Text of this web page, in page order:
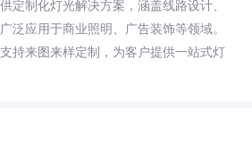
定制化灯光解决方案，涵盖线路设计、
泛应用于商业照明、广告装饰等领域。
持来图来样定制，为客户提供一站式灯